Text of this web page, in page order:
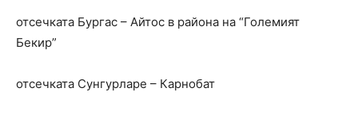
отсечката Бургас – Айтос в района на “Големият
Бекир”
отсечката Сунгурларе – Карнобат